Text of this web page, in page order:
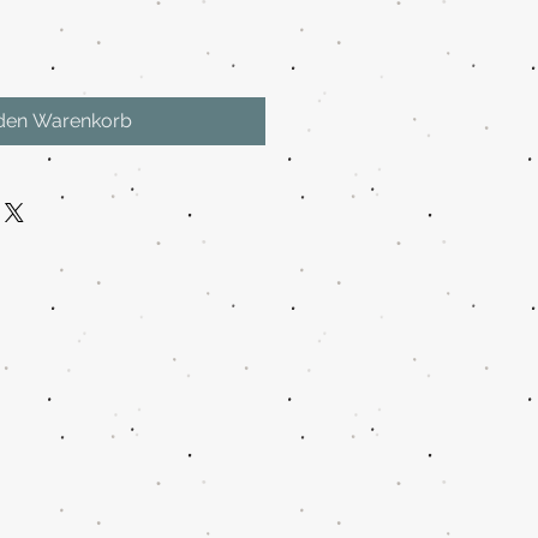
Warenkorb